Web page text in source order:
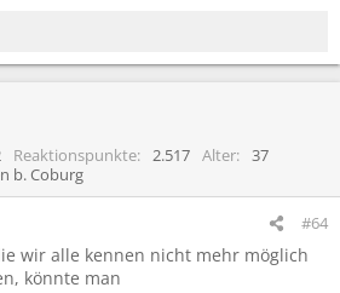
Reaktionspunkte 2.517 Alter
37
b. Coburg
#64
wir alle kennen nicht mehr möglich
könnte man